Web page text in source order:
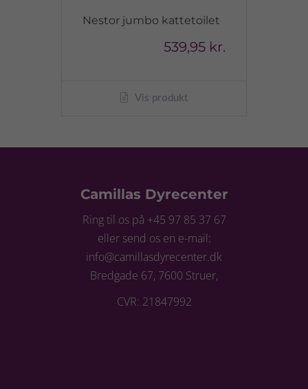
Nestor jumbo kattetoilet
539,95 kr.
Vis produkt
Camillas Dyrecenter
Ring til os på +45 97 85 37 67
eller send os en e-mail:
info@camillasdyrecenter.dk
Bredgade 67, 7600 Struer,
CVR: 21847992